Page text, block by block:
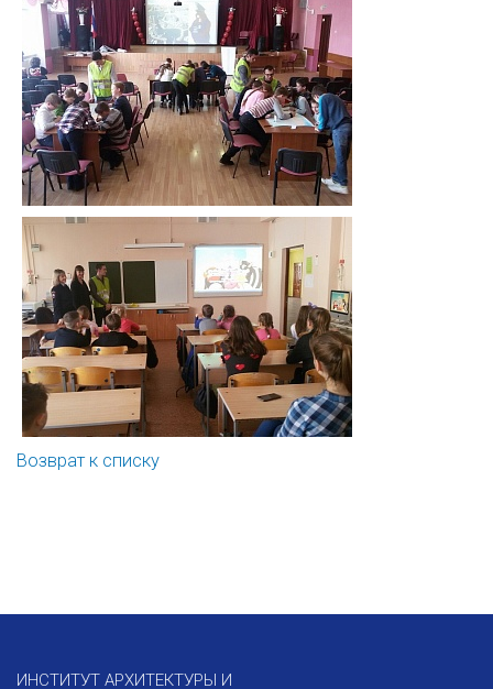
Возврат к списку
ИНСТИТУТ АРХИТЕКТУРЫ И